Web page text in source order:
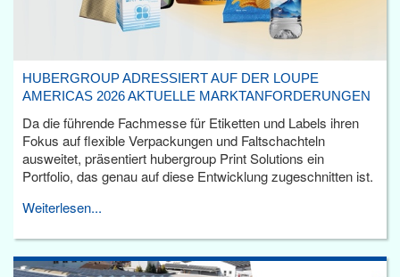
HUBERGROUP ADRESSIERT AUF DER LOUPE
AMERICAS 2026 AKTUELLE MARKTANFORDERUNGEN
Da die führende Fachmesse für Etiketten und Labels ihren
Fokus auf flexible Verpackungen und Faltschachteln
ausweitet, präsentiert hubergroup Print Solutions ein
Portfolio, das genau auf diese Entwicklung zugeschnitten ist.
Weiterlesen...